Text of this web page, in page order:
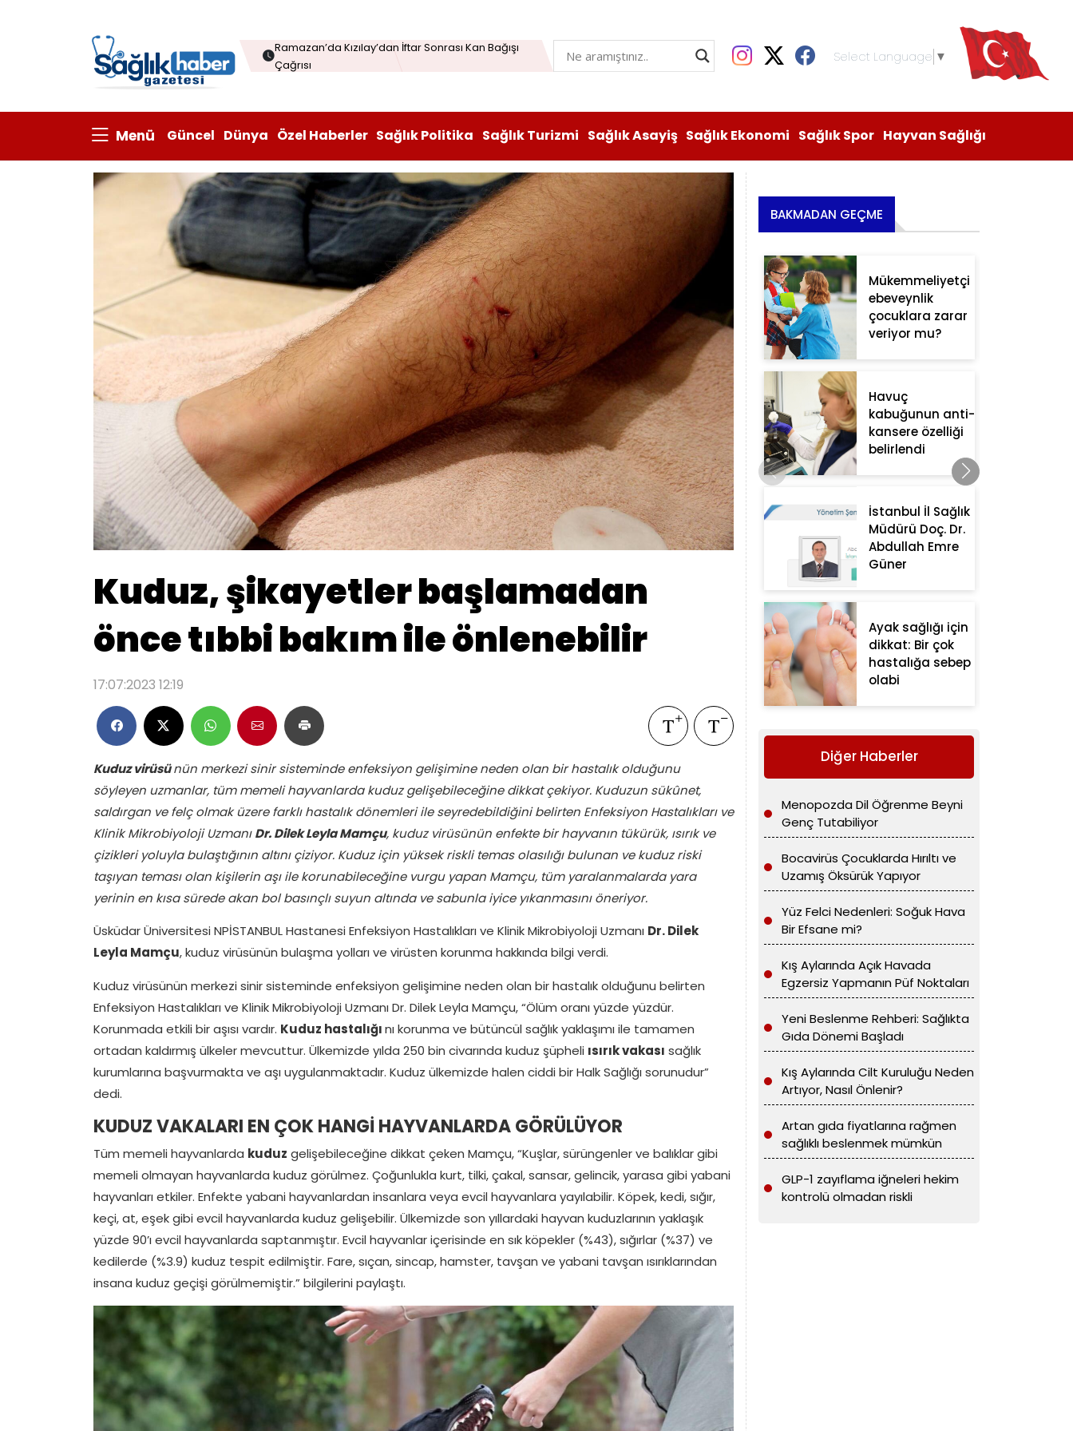
Ramazan’da Kızılay’dan İftar Sonrası Kan Bağışı
Çağrısı
Select Language ▼
Menü Güncel Dünya Özel Haberler Sağlık Politika Sağlık Turizmi Sağlık Asayiş Sağlık Ekonomi Sağlık Spor Hayvan Sağlığı
Kuduz, şikayetler başlamadan
önce tıbbi bakım ile önlenebilir
17:07:2023 12:19
Kuduz virüsünün merkezi sinir sisteminde enfeksiyon gelişimine neden olan bir hastalık olduğunu
söyleyen uzmanlar, tüm memeli hayvanlarda kuduz gelişebileceğine dikkat çekiyor. Kuduzun sükûnet,
saldırgan ve felç olmak üzere farklı hastalık dönemleri ile seyredebildiğini belirten Enfeksiyon Hastalıkları ve
Klinik Mikrobiyoloji UzmanıDr. Dilek Leyla Mamçu, kuduz virüsünün enfekte bir hayvanın tükürük, ısırık ve
çizikleri yoluyla bulaştığının altını çiziyor. Kuduz için yüksek riskli temas olasılığı bulunan ve kuduz riski
taşıyan teması olan kişilerin aşı ile korunabileceğine vurgu yapan Mamçu, tüm yaralanmalarda yara
yerinin en kısa sürede akan bol basınçlı suyun altında ve sabunla iyice yıkanmasını öneriyor.
Üsküdar Üniversitesi NPİSTANBUL Hastanesi Enfeksiyon Hastalıkları ve Klinik Mikrobiyoloji Uzmanı Dr. Dilek
Leyla Mamçu, kuduz virüsünün bulaşma yolları ve virüsten korunma hakkında bilgi verdi.
Kuduz virüsünün merkezi sinir sisteminde enfeksiyon gelişimine neden olan bir hastalık olduğunu belirten
Enfeksiyon Hastalıkları ve Klinik Mikrobiyoloji Uzmanı Dr. Dilek Leyla Mamçu, “Ölüm oranı yüzde yüzdür.
Korunmada etkili bir aşısı vardır. Kuduz hastalığını korunma ve bütüncül sağlık yaklaşımı ile tamamen
ortadan kaldırmış ülkeler mevcuttur. Ülkemizde yılda 250 bin civarında kuduz şüpheli ısırık vakası sağlık
kurumlarına başvurmakta ve aşı uygulanmaktadır. Kuduz ülkemizde halen ciddi bir Halk Sağlığı sorunudur”
dedi.
KUDUZ VAKALARI EN ÇOK HANGİ HAYVANLARDA GÖRÜLÜYOR
Tüm memeli hayvanlarda kuduz gelişebileceğine dikkat çeken Mamçu, “Kuşlar, sürüngenler ve balıklar gibi
memeli olmayan hayvanlarda kuduz görülmez. Çoğunlukla kurt, tilki, çakal, sansar, gelincik, yarasa gibi yabani
hayvanları etkiler. Enfekte yabani hayvanlardan insanlara veya evcil hayvanlara yayılabilir. Köpek, kedi, sığır,
keçi, at, eşek gibi evcil hayvanlarda kuduz gelişebilir. Ülkemizde son yıllardaki hayvan kuduzlarının yaklaşık
yüzde 90’ı evcil hayvanlarda saptanmıştır. Evcil hayvanlar içerisinde en sık köpekler (%43), sığırlar (%37) ve
kedilerde (%3.9) kuduz tespit edilmiştir. Fare, sıçan, sincap, hamster, tavşan ve yabani tavşan ısırıklarından
insana kuduz geçişi görülmemiştir.” bilgilerini paylaştı.
BAKMADAN GEÇME
Mükemmeliyetçi
ebeveynlik
çocuklara zarar
veriyor mu?
Havuç
kabuğunun anti-
kansere özelliği
belirlendi
İstanbul İl Sağlık
Müdürü Doç. Dr.
Abdullah Emre
Güner
Ayak sağlığı için
dikkat: Bir çok
hastalığa sebep
olabi
Diğer Haberler
Menopozda Dil Öğrenme Beyni
Genç Tutabiliyor
Bocavirüs Çocuklarda Hırıltı ve
Uzamış Öksürük Yapıyor
Yüz Felci Nedenleri: Soğuk Hava
Bir Efsane mi?
Kış Aylarında Açık Havada
Egzersiz Yapmanın Püf Noktaları
Yeni Beslenme Rehberi: Sağlıkta
Gıda Dönemi Başladı
Kış Aylarında Cilt Kuruluğu Neden
Artıyor, Nasıl Önlenir?
Artan gıda fiyatlarına rağmen
sağlıklı beslenmek mümkün
GLP-1 zayıflama iğneleri hekim
kontrolü olmadan riskli